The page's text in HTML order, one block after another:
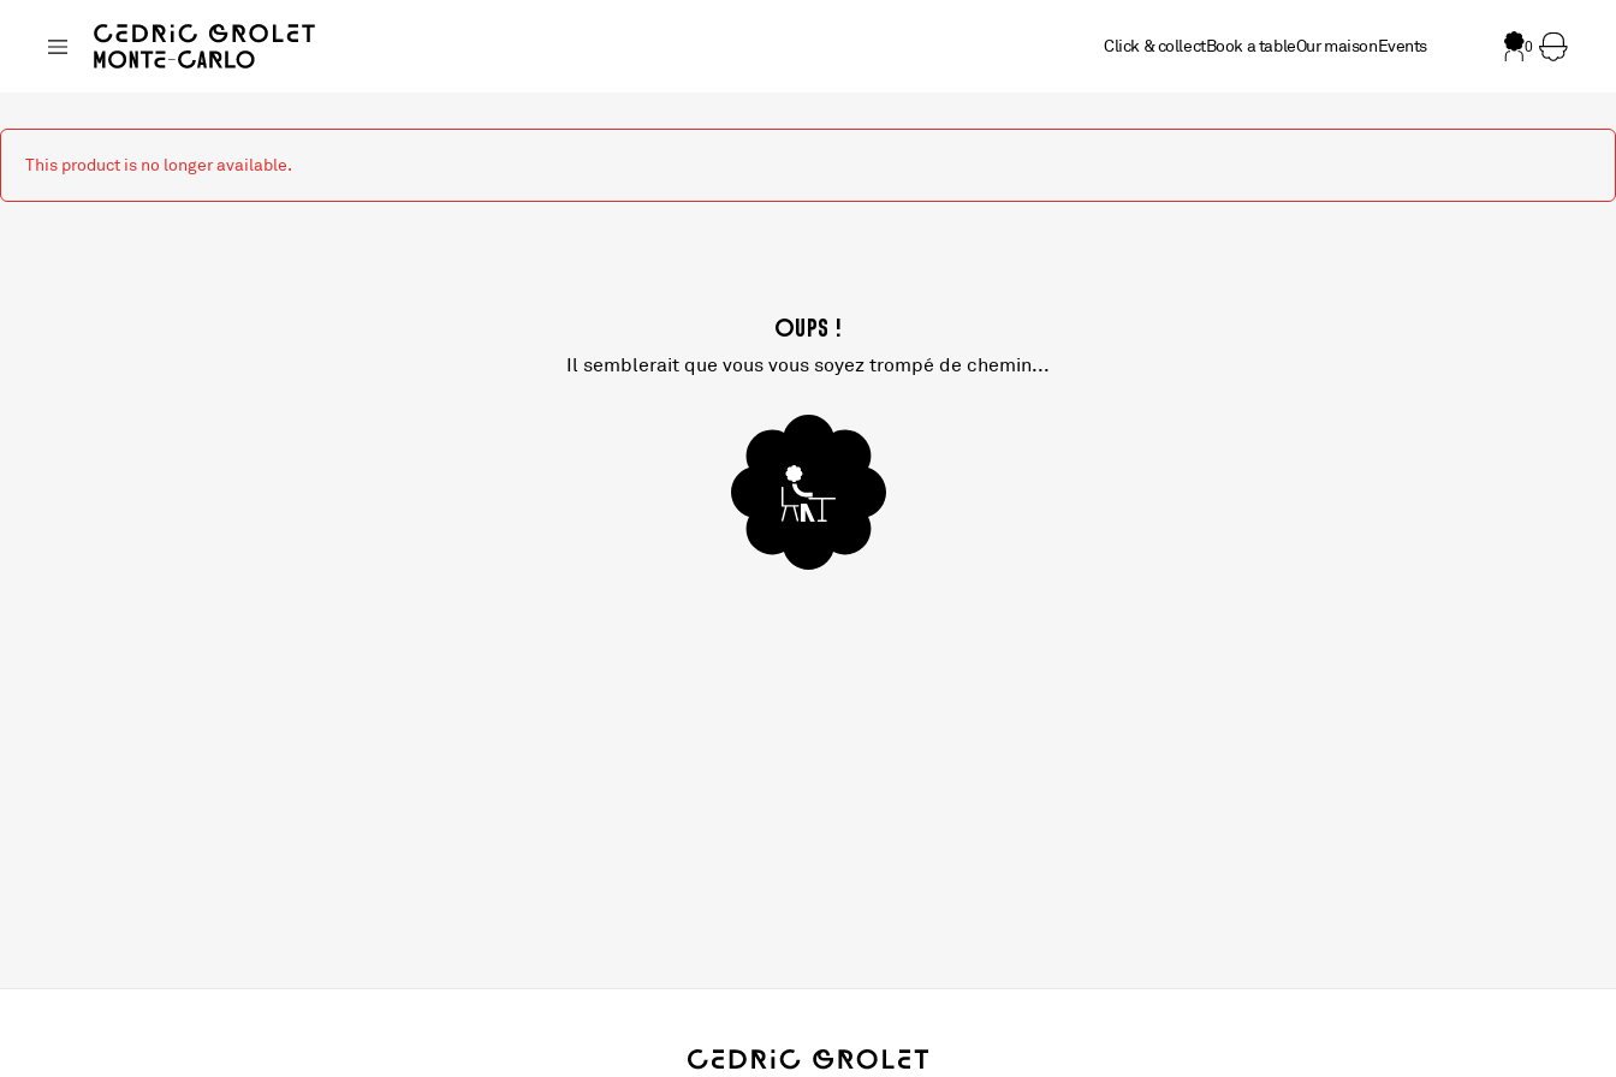
Click & collectBook a tableOur maisonEvents 0
This product is no longer available.
Oups !
Il semblerait que vous vous soyez trompé de chemin...